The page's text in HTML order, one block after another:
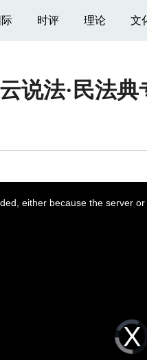
际 时评 理论 文
云说法·民法
Video
Player
is
loading.
either because the server